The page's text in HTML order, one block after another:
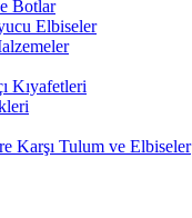
Botlar
Elbiseler
Kıyafetleri
Karşı Tulum ve Elbiseler